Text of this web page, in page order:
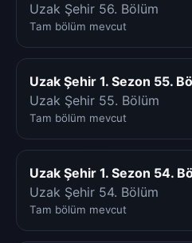
Uzak Şehir 56. Bölüm
Tam bölüm mevcut
Uzak Şehir 1. Sezon 55.
Uzak Şehir 55. Bölüm
Tam bölüm mevcut
Uzak Şehir 1. Sezon 54.
Uzak Şehir 54. Bölüm
Tam bölüm mevcut